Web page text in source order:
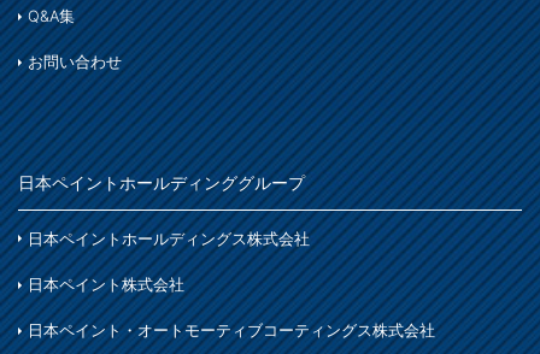
ガーデン
プラスチック製品
木部
鉄製品
着色
ホビー・工作
石材・タイル
着色
木部
その他
ガーデン
着色
ホビー・工作
塗装用具
Q&A集
お問い合わせ
日本ペイントホールディンググループ
日本ペイントホールディングス株式会社
日本ペイント株式会社
日本ペイント・オートモーティブコーティングス株式会社